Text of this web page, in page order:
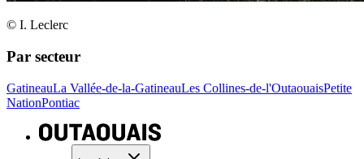
© I. Leclerc
Par secteur
GatineauLa Vallée-de-la-GatineauLes Collines-de-l'OutaouaisPetite
NationPontiac